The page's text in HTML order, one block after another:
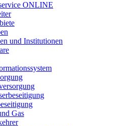
ONLINE
und Institutionen
Gas